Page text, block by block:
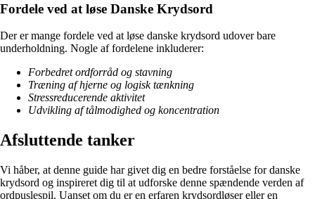
Fordele ved at løse Danske Krydsord
Der er mange fordele ved at løse danske krydsord udover bare
underholdning. Nogle af fordelene inkluderer:
Forbedret ordforråd og stavning
Træning af hjerne og logisk tænkning
Stressreducerende aktivitet
Udvikling af tålmodighed og koncentration
Afsluttende tanker
Vi håber, at denne guide har givet dig en bedre forståelse for danske
krydsord og inspireret dig til at udforske denne spændende verden af
ordpuslespil. Uanset om du er en erfaren krydsordløser eller en